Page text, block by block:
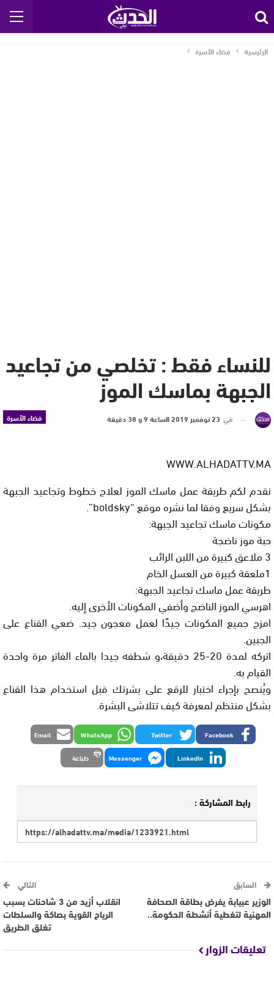
الرئيسية فضاء الأسرة
للنساء فقط : تخلصي من تجاعيد
الجبهة بماسك الموز
فضاء الأسرة في 23 نوفمبر 2019 الساعة 9 و 38 دقيقة
WWW.ALHADATTV.MA
نقدم لكم طريقة عمل ماسك الموز لعلاج خطوط وتجاعيد الجبهة
بشكل سريع وفقا لما نشره موقع “boldsky”.
مكونات ماسك تجاعيد الجبهة:
حبة موز ناضجة
3 ملاعق كبيرة من اللبن الرائب
1ملعقة كبيرة من العسل الخام
طريقة عمل ماسك تجاعيد الجبهة:
اهرسي الموز الناضج وأضفي المكونات الأخرى إليه.
امزج جميع المكونات جيدًا لعمل معجون جيد. ضعي القناع على
الجبين.
اتركه لمدة 20-25 دقيقة،و شطفه جيدا بالماء الفاتر مرة واحدة
القيام به.
ويُنصح بإجراء اختبار للرقع على بشرتك قبل استخدام هذا القناع
بشكل منتظم لمعرفة كيف تتلاشى البشرة.
Facebook
Twitter
WhatsApp
Email
LinkedIn
Messenger طباعة
رابط المشاركة :
السابق
الوزير عبيابة يفرض بطاقة الصحافة
المهنية لتغطية أنشطة الحكومة..
التالي
انقلاب أزيد من 3 شاحنات بسبب
الرياح القوية بصاكة والسلطات
تغلق الطريق
تعليقات الزوار